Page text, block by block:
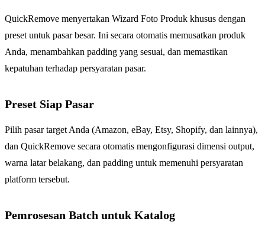
QuickRemove menyertakan Wizard Foto Produk khusus dengan
preset untuk pasar besar. Ini secara otomatis memusatkan produk
Anda, menambahkan padding yang sesuai, dan memastikan
kepatuhan terhadap persyaratan pasar.
Preset Siap Pasar
Pilih pasar target Anda (Amazon, eBay, Etsy, Shopify, dan lainnya),
dan QuickRemove secara otomatis mengonfigurasi dimensi output,
warna latar belakang, dan padding untuk memenuhi persyaratan
platform tersebut.
Pemrosesan Batch untuk Katalog